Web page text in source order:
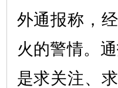
外通报称，
火的警情。
是求关注、